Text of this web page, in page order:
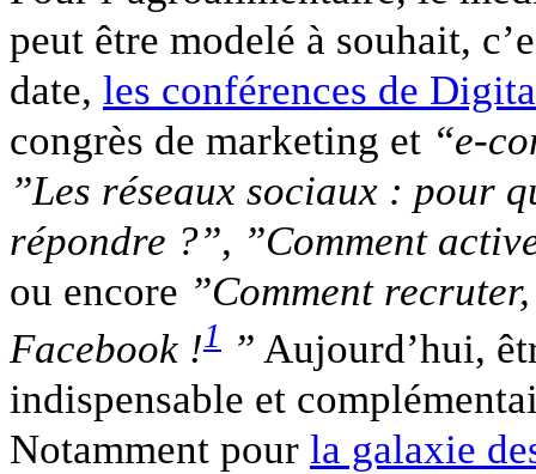
peut être modelé à souhait,
date, les conférences de
congrès de marketing et “e-
”Les réseaux sociaux : pour
répondre ?”, ”Comment
ou encore ”Comment
Facebook !1 ” Aujourd’hui,
indispensable et
Notamment pour la galaxie